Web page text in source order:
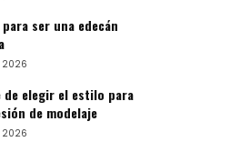
para ser una edecán
2026
de elegir el estilo para
de modelaje
2026